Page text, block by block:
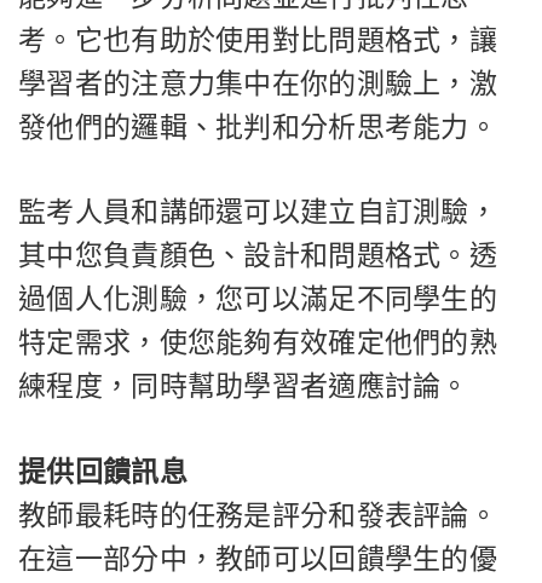
考。它也有助於使用對比問題格式，讓
學習者的注意力集中在你的測驗上，激
發他們的邏輯、批判和分析思考能力。
監考人員和講師還可以建立自訂測驗，
其中您負責顏色、設計和問題格式。透
過個人化測驗，您可以滿足不同學生的
特定需求，使您能夠有效確定他們的熟
練程度，同時幫助學習者適應討論。
提供回饋訊息
教師最耗時的任務是評分和發表評論。
在這一部分中，教師可以回饋學生的優